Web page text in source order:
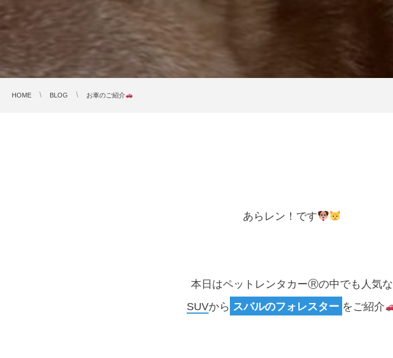
HOME BLOG お車のご紹介
あらレン！です
本日はペットレンタカーⓇの中でも人気な
SUVから スバルのフォレスター をご紹介